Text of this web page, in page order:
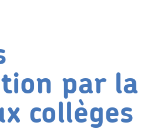
par la
collèges